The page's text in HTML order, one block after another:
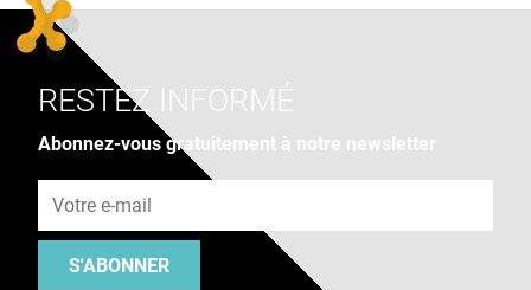
RESTEZ INFORMÉ
Abonnez-vous gratuitement à notre newsletter
S'ABONNER